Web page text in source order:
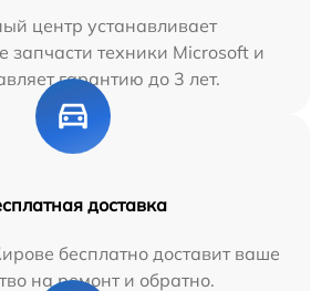
центр устанавливает
запчасти техники Microsoft и
гарантию до 3 лет.
доставка
бесплатно доставит ваше
на ремонт и обратно.